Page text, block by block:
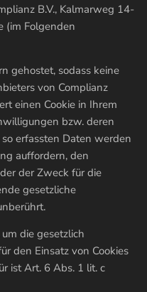
B.V., Kalmarweg 14-
(im Folgenden
gehostet, sodass keine
von Complianz
einen Cookie in Ihrem
bzw. deren
erfassten Daten werden
auffordern, den
der Zweck für die
gesetzliche
die gesetzlich
den Einsatz von Cookies
ist Art. 6 Abs. 1 lit. c